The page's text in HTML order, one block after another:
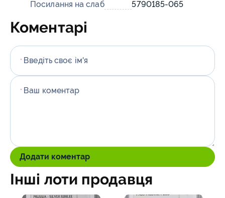
Посилання на слаб
5790185-065
Коментарі
* Введіть своє ім'я
* Ваш коментар
Додати коментар
Інші лоти продавця